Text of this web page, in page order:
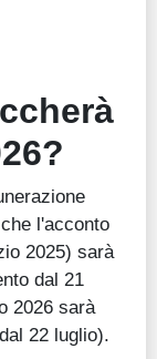
l'acconto
2025) sarà
dal 21
2026 sarà
22 luglio).